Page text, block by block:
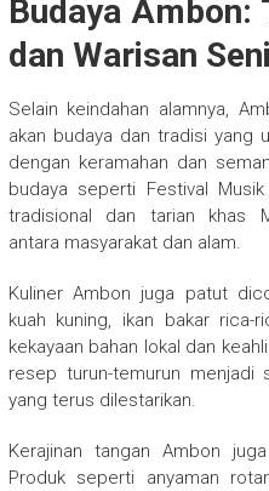
Budaya Ambon:
dan Warisan Seni
Selain keindahan alamnya,
akan budaya dan tradisi yang
dengan keramahan dan
budaya seperti Festival
tradisional dan tarian khas
antara masyarakat dan alam.
Kuliner Ambon juga patut
kuah kuning, ikan bakar rica-
kekayaan bahan lokal dan
resep turun-temurun menjadi
yang terus dilestarikan.
Kerajinan tangan Ambon
Produk seperti anyaman